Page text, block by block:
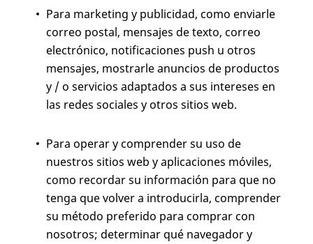
Para marketing y publicidad, como enviarle
correo postal, mensajes de texto, correo
electrónico, notificaciones push u otros
mensajes, mostrarle anuncios de productos
y / o servicios adaptados a sus intereses en
las redes sociales y otros sitios web.
Para operar y comprender su uso de
nuestros sitios web y aplicaciones móviles,
como recordar su información para que no
tenga que volver a introducirla, comprender
su método preferido para comprar con
nosotros; determinar qué navegador y